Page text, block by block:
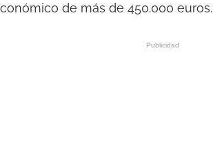
de más de 450.000 euros.